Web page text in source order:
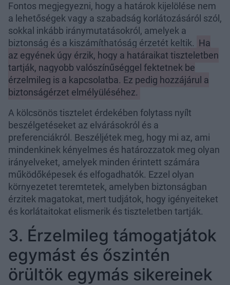
Fontos megjegyezni, hogy a határok kijelölése nem
a lehetőségek vagy a szabadság korlátozásáról szól,
sokkal inkább iránymutatásokról, amelyek a
biztonság és a kiszámíthatóság érzetét keltik. Ha
az egyének úgy érzik, hogy a határaikat tiszteletben
tartják, nagyobb valószínűséggel fektetnek be
érzelmileg is a kapcsolatba. Ez pedig hozzájárul a
biztonságérzet elmélyüléséhez.
A kölcsönös tisztelet érdekében folytass nyílt
beszélgetéseket az elvárásokról és a
preferenciákról. Beszéljétek meg, hogy mi az, ami
mindenkinek kényelmes és határozzatok meg olyan
irányelveket, amelyek minden érintett számára
működőképesek és elfogadhatók. Ezzel olyan
környezetet teremtetek, amelyben biztonságban
érzitek magatokat, mert tudjátok, hogy igényeiteket
és korlátaitokat elismerik és tiszteletben tartják.
3. Érzelmileg támogatjátok
egymást és őszintén
örültök egymás sikereinek